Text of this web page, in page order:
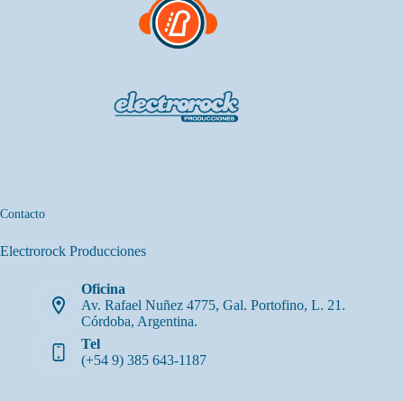
Contacto
Electrorock Producciones
Oficina
Av. Rafael Nuñez 4775, Gal. Portofino, L. 21.
Córdoba, Argentina.
Tel
(+54 9) 385 643-1187